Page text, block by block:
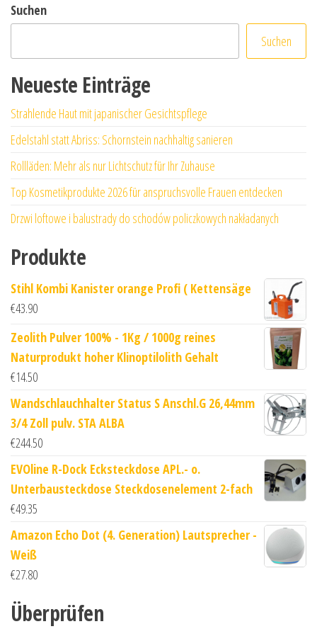
Suchen
Suchen
Neueste Einträge
Strahlende Haut mit japanischer Gesichtspflege
Edelstahl statt Abriss: Schornstein nachhaltig sanieren
Rollläden: Mehr als nur Lichtschutz für Ihr Zuhause
Top Kosmetikprodukte 2026 für anspruchsvolle Frauen entdecken
Drzwi loftowe i balustrady do schodów policzkowych nakładanych
Produkte
Stihl Kombi Kanister orange Profi ( Kettensäge
€43.90
Zeolith Pulver 100% - 1Kg / 1000g reines
Naturprodukt hoher Klinoptilolith Gehalt
€14.50
Wandschlauchhalter Status S Anschl.G 26,44mm
3/4 Zoll pulv. STA ALBA
€244.50
EVOline R-Dock Ecksteckdose APL.- o.
Unterbausteckdose Steckdosenelement 2-fach
€49.35
Amazon Echo Dot (4. Generation) Lautsprecher -
Weiß
€27.80
Überprüfen